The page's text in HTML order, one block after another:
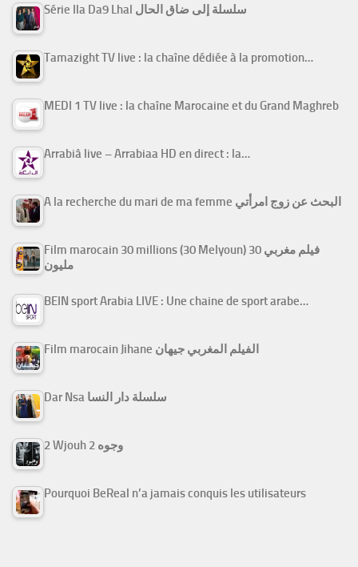
Série Ila Da9 Lhal سلسلة إلى ضاق الحال
Tamazight TV live : la chaîne dédiée à la promotion…
MEDI 1 TV live : la chaîne Marocaine et du Grand Maghreb
Arrabiâ live – Arrabiaa HD en direct : la…
A la recherche du mari de ma femme البحث عن زوج امرأتي
Film marocain 30 millions (30 Melyoun) فيلم مغربي 30
مليون
BEIN sport Arabia LIVE : Une chaine de sport arabe…
Film marocain Jihane الفيلم المغربي جيهان
Dar Nsa سلسلة دار النسا
2 Wjouh 2 وجوه
Pourquoi BeReal n’a jamais conquis les utilisateurs